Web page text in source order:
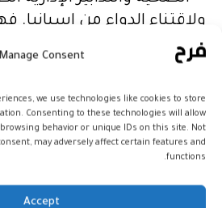
Manage Consent
we use technologies like cookies to store
Consenting to these technologies will allow
behavior or unique IDs on this site. Not
may adversely affect certain features and
functions.
Accept
ولاقتناء الدواء من
يتطلب مصاريفا باهظة، لا
المرضى والأسر تحملها
صحية شاملة، فهمت أن
متابعة طبية دقيقة
خطة العالج واحترام
الفحوصات والمراقبة
ودعم المرضى بشكل
فكرة تأسيس جمعية لدعم